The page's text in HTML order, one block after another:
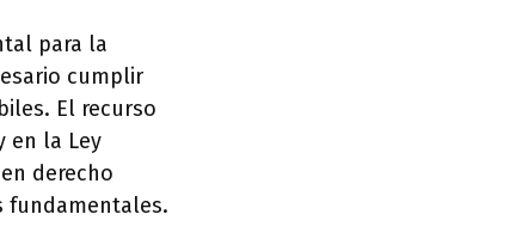
para la
cumplir
El recurso
en la Ley
derecho
fundamentales.